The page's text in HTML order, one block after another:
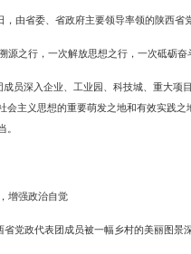
，由省委、省政府主要领导率领的陕西省
源之行，一次解放思想之行，一次砥砺
成员深入企业、工业园、科技城、重大项
会主义思想的重要萌发之地和有效实践
增强政治自觉
党政代表团成员被一幅乡村的美丽图景